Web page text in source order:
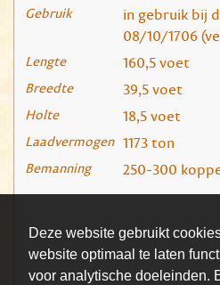
Deze website gebruikt
website optimaal te laten
voor analytische doeleinden.
Gebruik
in gebruik bij
08/10/1706
Lengte 160,5 voet
Breedte 39,5 voet
Holte 18,5 voet
Laadvermogen 1173 ton
Bemanning 250-300